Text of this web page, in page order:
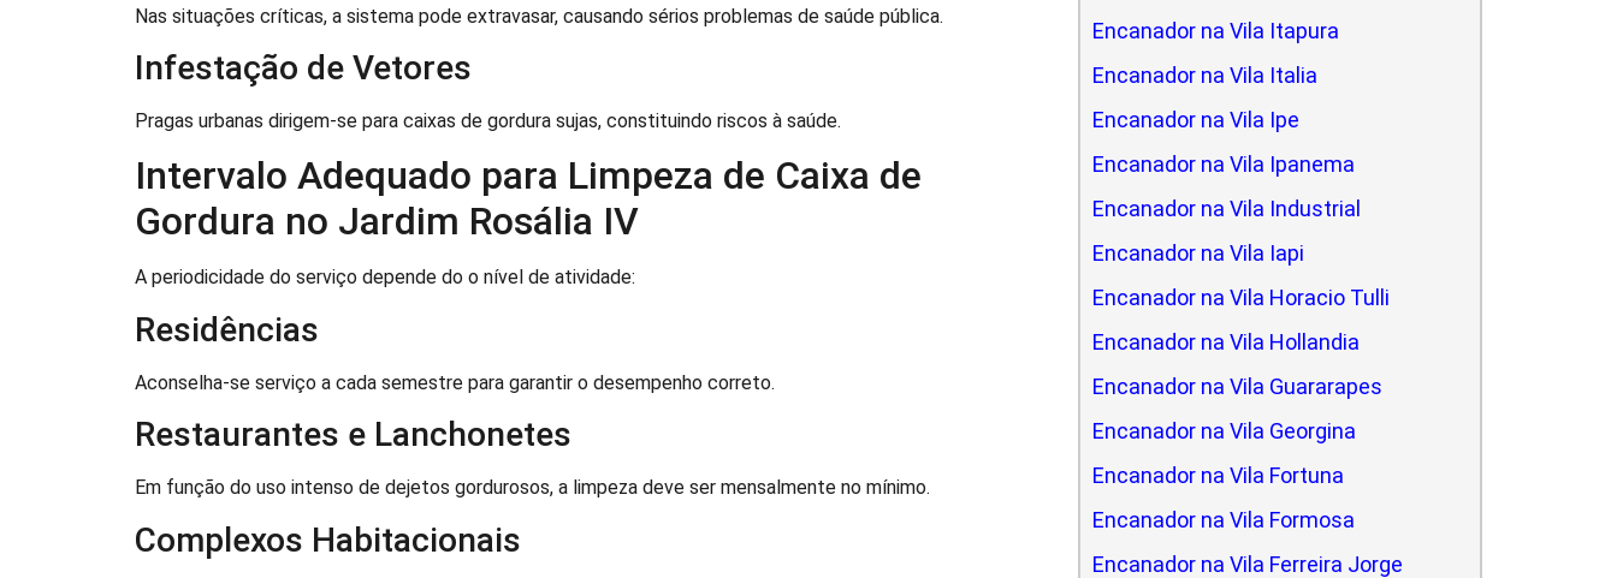
Nas situações críticas, a sistema pode extravasar, causando sérios problemas de saúde pública.
Infestação de Vetores
Pragas urbanas dirigem-se para caixas de gordura sujas, constituindo riscos à saúde.
Intervalo Adequado para Limpeza de Caixa de
Gordura no Jardim Rosália IV
A periodicidade do serviço depende do o nível de atividade:
Residências
Aconselha-se serviço a cada semestre para garantir o desempenho correto.
Restaurantes e Lanchonetes
Em função do uso intenso de dejetos gordurosos, a limpeza deve ser mensalmente no mínimo.
Complexos Habitacionais
Encanador na Vila Itapura
Encanador na Vila Italia
Encanador na Vila Ipe
Encanador na Vila Ipanema
Encanador na Vila Industrial
Encanador na Vila Iapi
Encanador na Vila Horacio Tulli
Encanador na Vila Hollandia
Encanador na Vila Guararapes
Encanador na Vila Georgina
Encanador na Vila Fortuna
Encanador na Vila Formosa
Encanador na Vila Ferreira Jorge